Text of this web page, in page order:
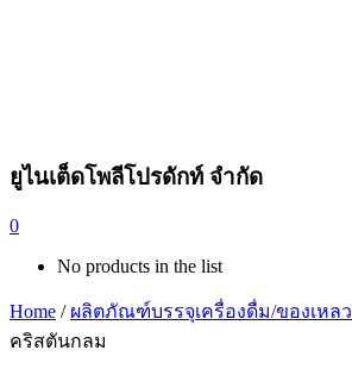
ยูไนเต็ดโพลีโปรดักท์ จำกัด
0
No products in the list
Home / ผลิตภัณฑ์บรรจุเครื่องดื่ม/ของเหลว
คริสตันกลม